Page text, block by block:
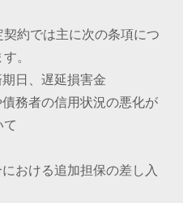
約では主に次の条項につ
。
日、遅延損害金
務者の信用状況の悪化が
て
おける追加担保の差し入